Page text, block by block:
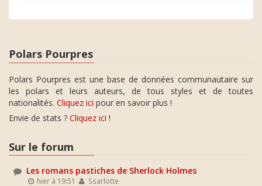
Polars Pourpres
Polars Pourpres est une base de données communautaire sur
les polars et leurs auteurs, de tous styles et de toutes
nationalités. Cliquez ici pour en savoir plus !
Envie de stats ? Cliquez ici !
Sur le forum
Les romans pastiches de Sherlock Holmes
hier à 19:51 Ssarlotte